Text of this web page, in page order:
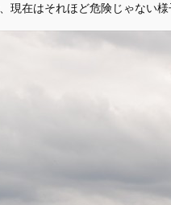
現在はそれほど危険じゃない様